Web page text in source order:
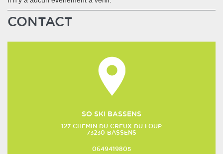
CONTACT
SO SKI BASSENS
127 CHEMIN DU CREUX DU LOUP
73230 BASSENS
0649419805